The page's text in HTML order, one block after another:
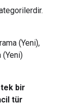
(Yeni),
(Yeni)
tek bir
tür